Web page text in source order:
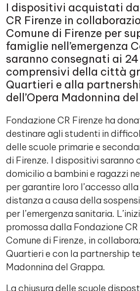
I dispositivi acquistati
CR Firenze in
Comune di Firenze per
famiglie nell’emergenza
saranno consegnati ai
comprensivi della città
Quartieri e alla
dell’Opera Madonnina
Fondazione CR Firenze ha
destinare agli studenti in
delle scuole primarie e
di Firenze. I dispositivi saranno
domicilio a bambini e ragazzi
per garantire loro l’accesso
distanza a causa della
per l’emergenza sanitaria.
promossa dalla Fondazione CR
Comune di Firenze, in
Quartieri e con la partnership
Madonnina del Grappa.
La chiusura delle scuole